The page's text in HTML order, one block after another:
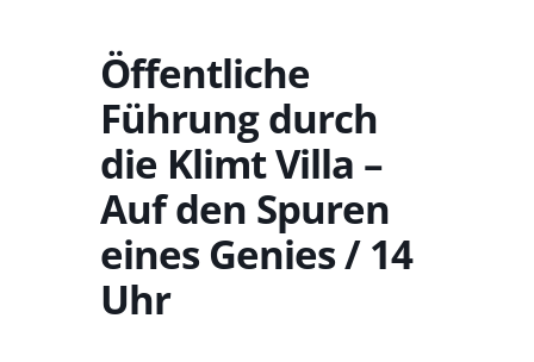
Öffentliche
Führung durch
die Klimt Villa –
Auf den Spuren
eines Genies / 14
Uhr